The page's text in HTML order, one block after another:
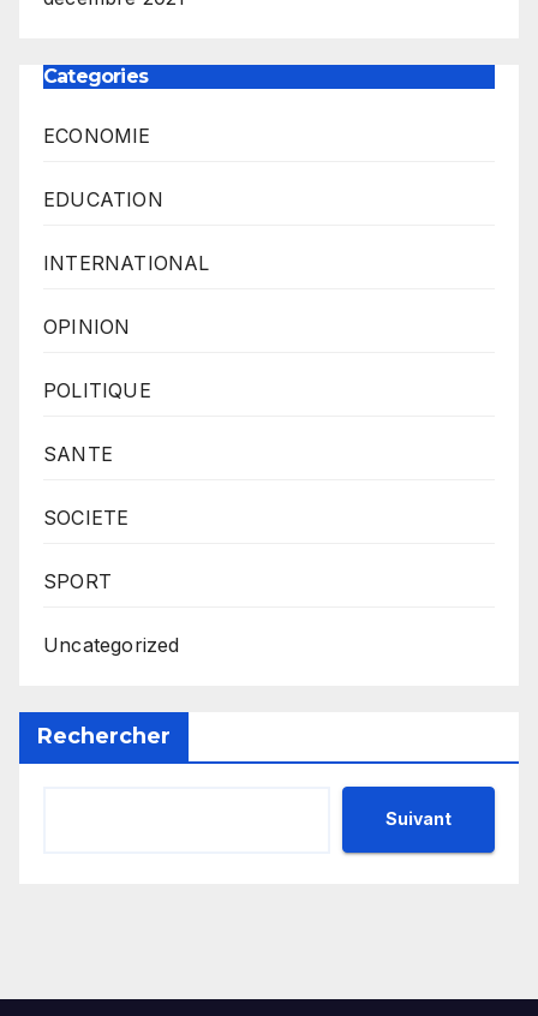
Categories
ECONOMIE
EDUCATION
INTERNATIONAL
OPINION
POLITIQUE
SANTE
SOCIETE
SPORT
Uncategorized
Rechercher
Suivant